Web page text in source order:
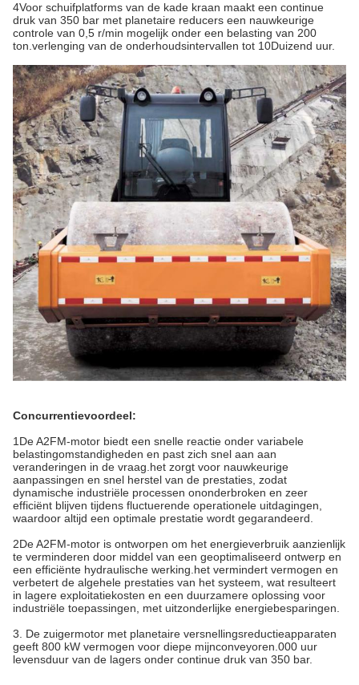
4Voor schuifplatforms van de kade kraan maakt een continue
druk van 350 bar met planetaire reducers een nauwkeurige
controle van 0,5 r/min mogelijk onder een belasting van 200
ton.verlenging van de onderhoudsintervallen tot 10Duizend uur.
Concurrentievoordeel:
1De A2FM-motor biedt een snelle reactie onder variabele
belastingomstandigheden en past zich snel aan aan
veranderingen in de vraag.het zorgt voor nauwkeurige
aanpassingen en snel herstel van de prestaties, zodat
dynamische industriële processen ononderbroken en zeer
efficiënt blijven tijdens fluctuerende operationele uitdagingen,
waardoor altijd een optimale prestatie wordt gegarandeerd.
2De A2FM-motor is ontworpen om het energieverbruik aanzienlijk
te verminderen door middel van een geoptimaliseerd ontwerp en
een efficiënte hydraulische werking.het vermindert vermogen en
verbetert de algehele prestaties van het systeem, wat resulteert
in lagere exploitatiekosten en een duurzamere oplossing voor
industriële toepassingen, met uitzonderlijke energiebesparingen.
3. De zuigermotor met planetaire versnellingsreductieapparaten
geeft 800 kW vermogen voor diepe mijnconveyoren.000 uur
levensduur van de lagers onder continue druk van 350 bar.